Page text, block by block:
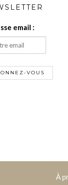
email :
À